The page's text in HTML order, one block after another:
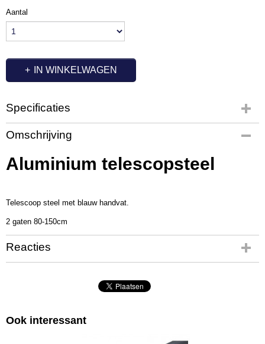
Aantal
IN WINKELWAGEN
Specificaties
Productcode
EX1543
Afmetingen (l,b,h)
100 x 3 x 3 cm
Omschrijving
Aluminium telescopsteel
Telescoop steel met blauw handvat.
2 gaten 80-150cm
Reacties
Ook interessant